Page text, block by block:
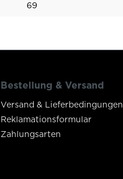
69
Bestellung & Versand
Versand & Lieferbedingungen
Reklamationsformular
Zahlungsarten